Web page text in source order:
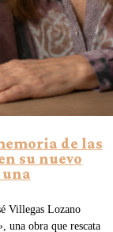
de las
su nuevo
Villegas Lozano
una obra que rescata